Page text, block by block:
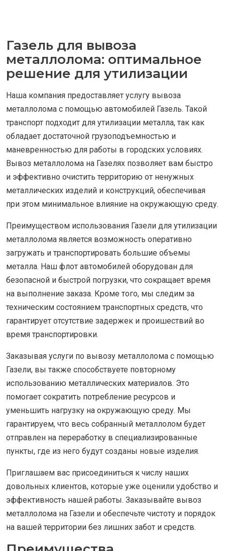
Газель для вывоза
металлолома: оптимальное
решение для утилизации
Наша компания предоставляет услугу вывоза
металлолома с помощью автомобилей Газель. Такой
транспорт подходит для утилизации металла, так как
обладает достаточной грузоподъемностью и
маневренностью для работы в городских условиях.
Вывоз металлолома на Газелях позволяет вам быстро
и эффективно очистить территорию от ненужных
металлических изделий и конструкций, обеспечивая
при этом минимальное влияние на окружающую среду.
Преимуществом использования Газели для утилизации
металлолома является возможность оперативно
загружать и транспортировать большие объемы
металла. Наш флот автомобилей оборудован для
безопасной и быстрой погрузки, что сокращает время
на выполнение заказа. Кроме того, мы следим за
техническим состоянием транспортных средств, что
гарантирует отсутствие задержек и проишествий во
время транспортировки.
Заказывая услуги по вывозу металлолома с помощью
Газели, вы также способствуете повторному
использованию металлических материалов. Это
помогает сократить потребление ресурсов и
уменьшить нагрузку на окружающую среду. Мы
гарантируем, что весь собранный металлолом будет
отправлен на переработку в специализированные
пункты, где из него будут созданы новые изделия.
Приглашаем вас присоединиться к числу наших
довольных клиентов, которые уже оценили удобство и
эффективность нашей работы. Заказывайте вывоз
металлолома на Газели и обеспечьте чистоту и порядок
на вашей территории без лишних забот и средств.